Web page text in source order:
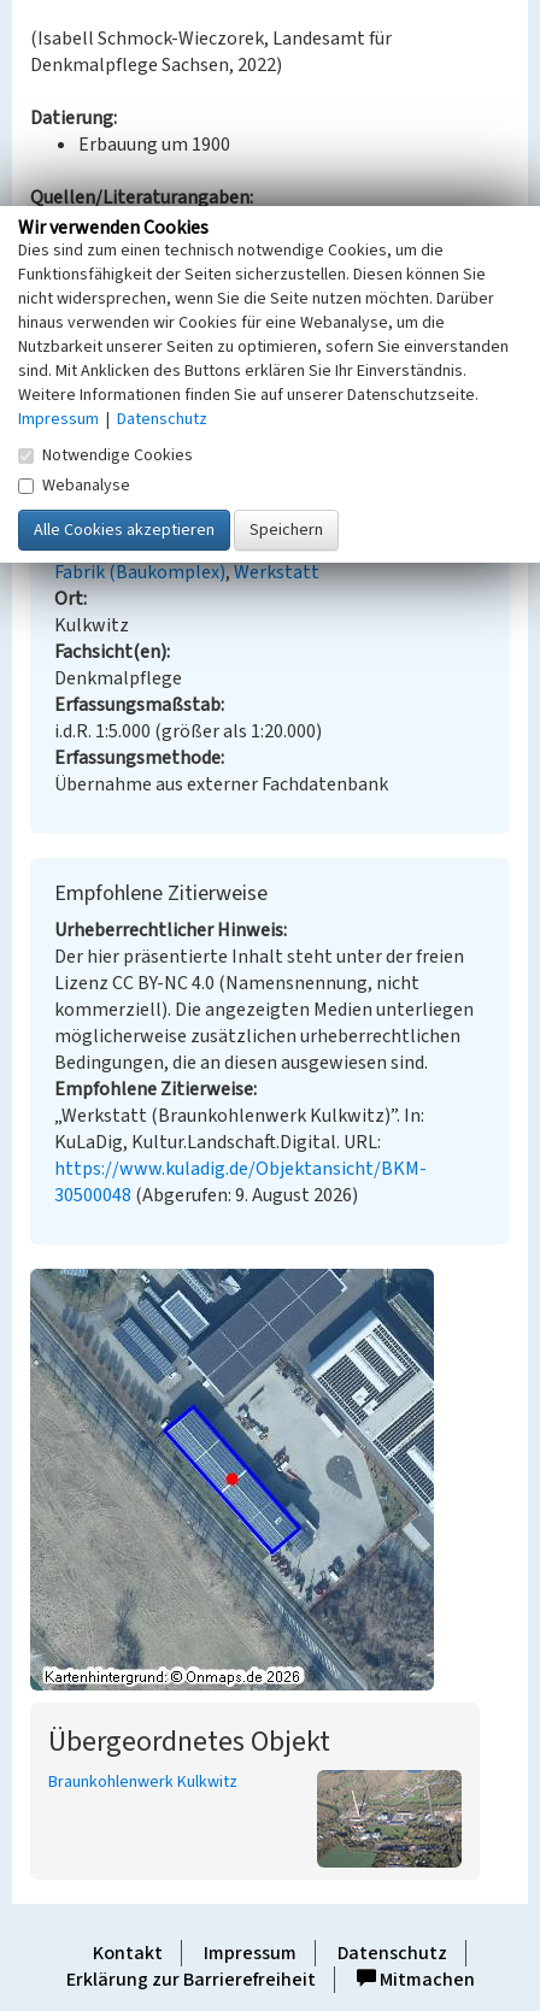
(Isabell Schmock-Wieczorek, Landesamt für
Denkmalpflege Sachsen, 2022)
Datierung:
Erbauung um 1900
Quellen/Literaturangaben:
Luftbildaufnahme von 1998 (DOP Sachsenatlas
1995-2000).
GeoSN, dl-de/by-2-0: Historische DOP Sachsen 1995-
2004; 2022.
Bauherr / Auftraggeber:
Bauherr: Leipziger Braunkohlenwerke AG
BKM-Nummer:
Werkstatt (Braunkohlenwerk Kulkwitz)
Schlagwörter
Fabrik (Baukomplex) Werkstatt
Ort
Kulkwitz
Fachsicht(en)
Denkmalpflege
Erfassungsmaßstab
i.d.R. 1:5.000 (größer als 1:20.000)
Erfassungsmethode
Übernahme aus externer Fachdatenbank
Empfohlene Zitierweise
Urheberrechtlicher Hinweis
Der hier präsentierte Inhalt steht unter der freien
Lizenz CC BY-NC 4.0 (Namensnennung, nicht
kommerziell). Die angezeigten Medien unterliegen
möglicherweise zusätzlichen urheberrechtlichen
Bedingungen, die an diesen ausgewiesen sind.
Empfohlene Zitierweise
„Werkstatt (Braunkohlenwerk Kulkwitz)”. In:
KuLaDig, Kultur.Landschaft.Digital. URL:
https://www.kuladig.de/Objektansicht/BKM-
30500048 (Abgerufen: 9. August 2026)
Übergeordnetes Objekt
Braunkohlenwerk Kulkwitz
Kontakt Impressum
Datenschutz
Erklärung zur Barrierefreiheit
Mitmachen
Wir verwenden Cookies
Dies sind zum einen technisch notwendige Cookies, um die
Funktionsfähigkeit der Seiten sicherzustellen. Diesen können Sie
nicht widersprechen, wenn Sie die Seite nutzen möchten. Darüber
hinaus verwenden wir Cookies für eine Webanalyse, um die
Nutzbarkeit unserer Seiten zu optimieren, sofern Sie einverstanden
sind. Mit Anklicken des Buttons erklären Sie Ihr Einverständnis.
Weitere Informationen finden Sie auf unserer Datenschutzseite.
Impressum | Datenschutz
Notwendige Cookies
Webanalyse